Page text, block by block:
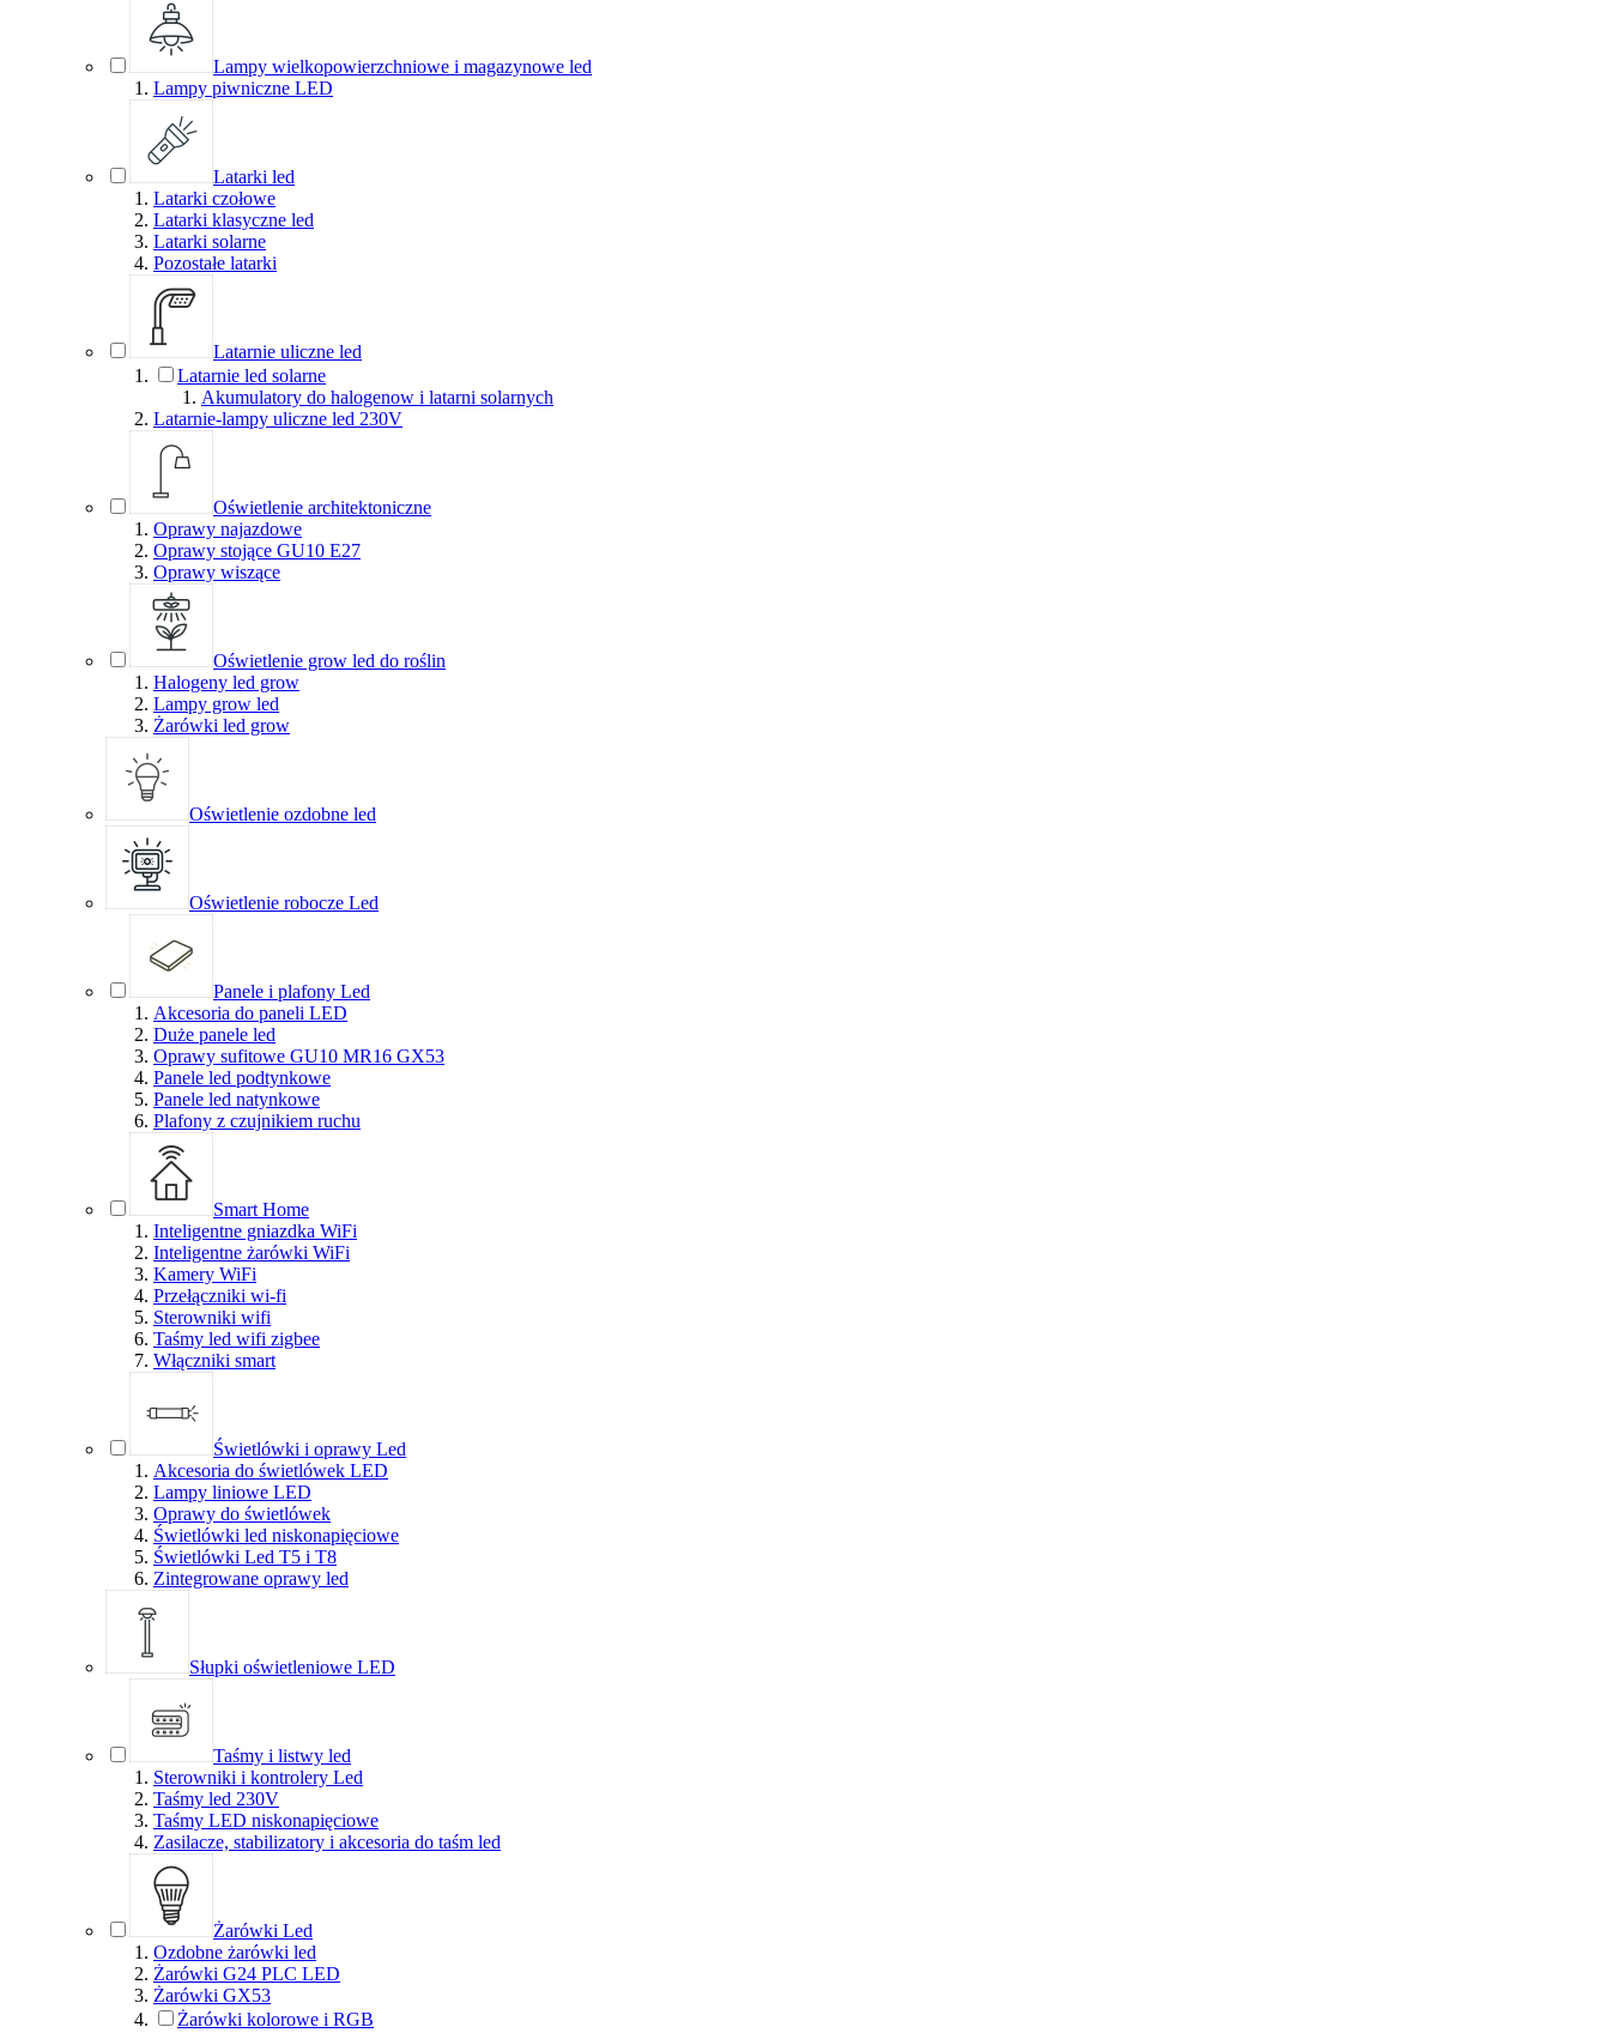
Lampy wielkopowierzchniowe i magazynowe led
Lampy piwniczne LED
Latarki led
Latarki czołowe
Latarki klasyczne led
Latarki solarne
Pozostałe latarki
Latarnie uliczne led
Latarnie led solarne
Akumulatory do halogenow i latarni solarnych
Latarnie-lampy uliczne led 230V
Oświetlenie architektoniczne
Oprawy najazdowe
Oprawy stojące GU10 E27
Oprawy wiszące
Oświetlenie grow led do roślin
Halogeny led grow
Lampy grow led
Żarówki led grow
Oświetlenie ozdobne led
Oświetlenie robocze Led
Panele i plafony Led
Akcesoria do paneli LED
Duże panele led
Oprawy sufitowe GU10 MR16 GX53
Panele led podtynkowe
Panele led natynkowe
Plafony z czujnikiem ruchu
Smart Home
Inteligentne gniazdka WiFi
Inteligentne żarówki WiFi
Kamery WiFi
Przełączniki wi-fi
Sterowniki wifi
Taśmy led wifi zigbee
Włączniki smart
Świetlówki i oprawy Led
Akcesoria do świetlówek LED
Lampy liniowe LED
Oprawy do świetlówek
Świetlówki led niskonapięciowe
Świetlówki Led T5 i T8
Zintegrowane oprawy led
Słupki oświetleniowe LED
Taśmy i listwy led
Sterowniki i kontrolery Led
Taśmy led 230V
Taśmy LED niskonapięciowe
Zasilacze, stabilizatory i akcesoria do taśm led
Żarówki Led
Ozdobne żarówki led
Żarówki G24 PLC LED
Żarówki GX53
Żarówki kolorowe i RGB